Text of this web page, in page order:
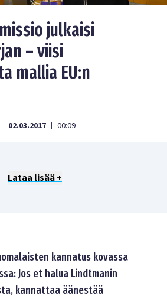
julkaisi
– viisi
mallia EU:n
02.03.2017 | 00:09
Lataa lisää +
kannatus kovassa
Jos et halua Lindtmanin
kannattaa äänestää